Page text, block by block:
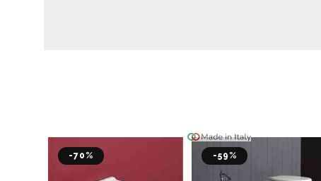
-70% -59%